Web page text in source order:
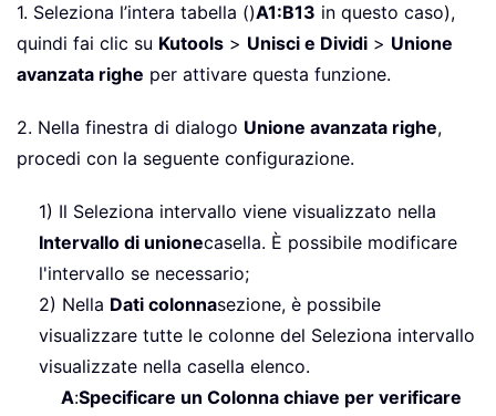
1. Seleziona l’intera tabella ()A1:B13 in questo caso),
quindi fai clic su Kutools > Unisci e Dividi > Unione
avanzata righe per attivare questa funzione.
2. Nella finestra di dialogo Unione avanzata righe,
procedi con la seguente configurazione.
1) Il Seleziona intervallo viene visualizzato nella
Intervallo di unionecasella. È possibile modificare
l'intervallo se necessario;
2) Nella Dati colonnasezione, è possibile
visualizzare tutte le colonne del Seleziona intervallo
visualizzate nella casella elenco.
A:Specificare un Colonna chiave per verificare